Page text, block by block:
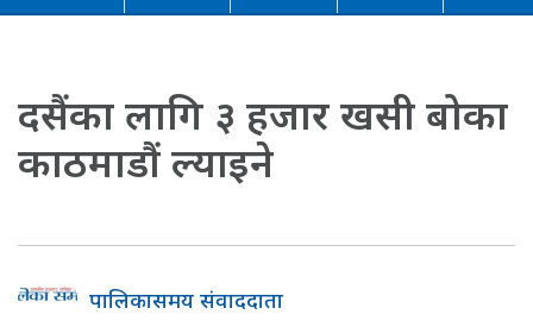
दसैंका लागि ३ हजार खसी बोका
काठमाडौं ल्याइने
पालिकासमय संवाददाता